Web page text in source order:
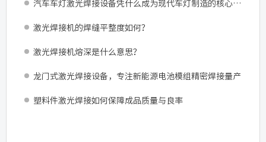
汽车车灯激光焊接设备凭什么成为现代车灯制造的核心配置？
激光焊接机的焊缝平整度如何？
激光焊接机熔深是什么意思？
龙门式激光焊接设备，专注新能源电池模组精密焊接量产
塑料件激光焊接如何保障成品质量与良率